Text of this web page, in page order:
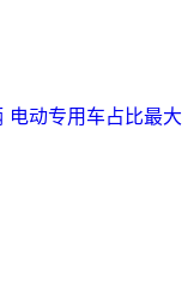
电动专用车占比最大